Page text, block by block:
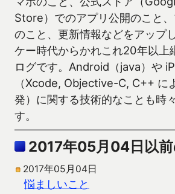
Store）でのアプリ公開のこと
のこと、更新情報などをアップ
ケー時代からかれこれ20年以上
ログです。Android（java）や
（Xcode, Objective-C, C++ に
発）に関する技術的なことも時
す。
2017年05月04日以
2017年05月04日
悩ましいこと